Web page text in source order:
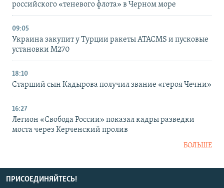
российского «теневого флота» в Черном море
09:05
Украина закупит у Турции ракеты ATACMS и пусковые
установки M270
18:10
Старший сын Кадырова получил звание «героя Чечни»
16:27
Легион «Свобода России» показал кадры разведки
моста через Керченский пролив
БОЛЬШЕ
ПРИСОЕДИНЯЙТЕСЬ!